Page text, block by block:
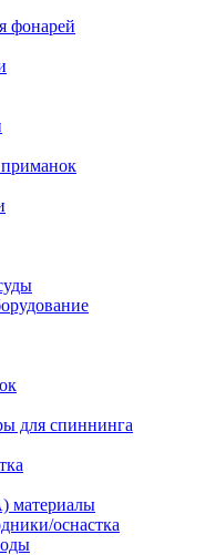
фонарей
приманок
для спиннинга
материалы
оснастка